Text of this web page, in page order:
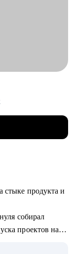
стыке продукта и
собирал
проектов на